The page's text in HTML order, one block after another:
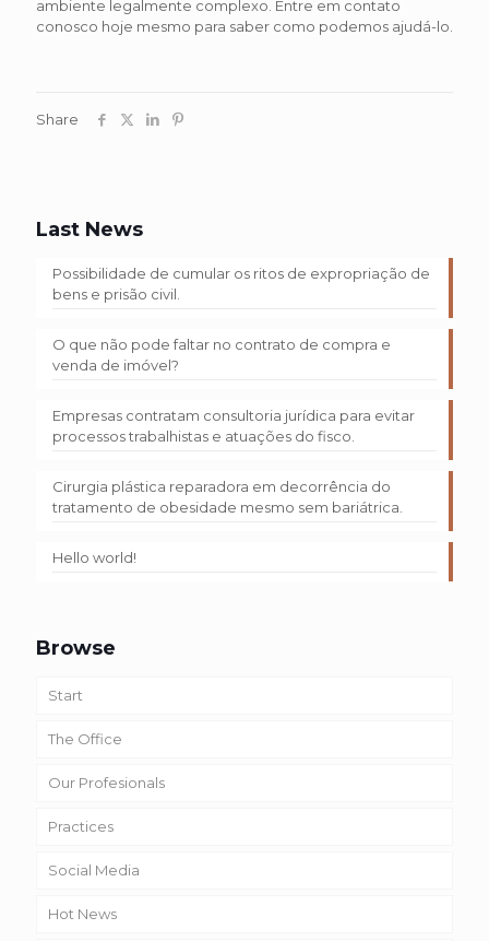
ambiente legalmente complexo. Entre em contato
conosco hoje mesmo para saber como podemos ajudá-lo.
Share
Last News
Possibilidade de cumular os ritos de expropriação de
bens e prisão civil.
O que não pode faltar no contrato de compra e
venda de imóvel?
Empresas contratam consultoria jurídica para evitar
processos trabalhistas e atuações do fisco.
Cirurgia plástica reparadora em decorrência do
tratamento de obesidade mesmo sem bariátrica.
Hello world!
Browse
Start
The Office
Our Profesionals
Practices
Social Media
Hot News